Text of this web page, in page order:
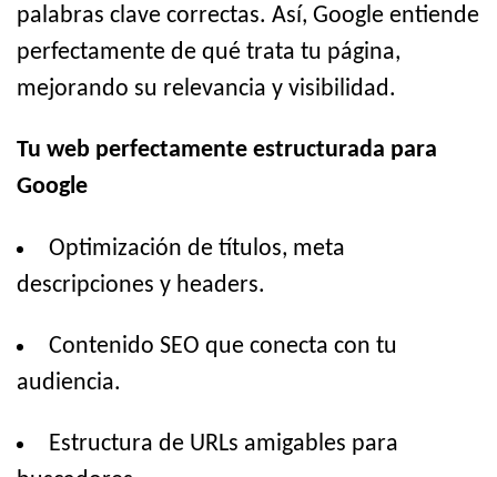
palabras clave correctas. Así, Google entiende
perfectamente de qué trata tu página,
mejorando su relevancia y visibilidad.
Tu web perfectamente estructurada para
Google
Optimización de títulos, meta
descripciones y headers.
Contenido SEO que conecta con tu
audiencia.
Estructura de URLs amigables para